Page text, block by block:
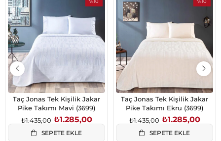
%10
%10İndirim
Taç Jonas Tek Kişilik Jakar
Pike Takımı Mavi (3699)
₺1.285,00
₺1.435,00
SEPETE EKLE
%10
%10İndirim
Taç Jonas Tek Kişilik Jakar
Pike Takımı Ekru (3699)
₺1.285,00
₺1.435,00
SEPETE EKLE